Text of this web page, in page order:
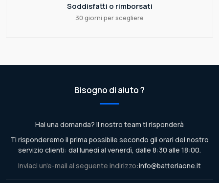
Soddisfatti o rimborsati
30 giorni per scegliere
Bisogno di aiuto ?
Hai una domanda? Il nostro team ti risponderà
Ti risponderemo il prima possibile secondo gli orari del nostro
servizio clienti: dal lunedì al venerdì, dalle 8:30 alle 18:00.
Inviaci un'e-mail al seguente indirizzo:info@batteriaone.it